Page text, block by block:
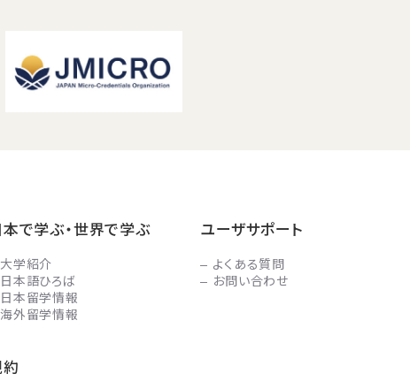
本で学ぶ・世界で学ぶ
大学紹介
日本語ひろば
日本留学情報
海外留学情報
ユーザサポート
よくある質問
お問い合わせ